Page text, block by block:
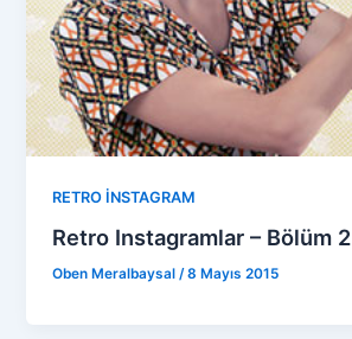
RETRO İNSTAGRAM
Retro Instagramlar – Bölüm 2
Oben Meralbaysal/8 Mayıs 2015